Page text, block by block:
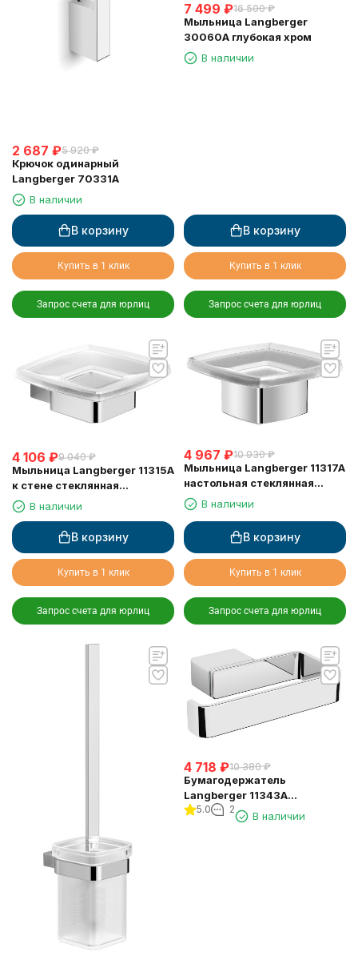
2 687 ₽5 920 ₽
Крючок одинарный
Langberger 70331A
В наличии
В корзину
Купить в 1 клик
Запрос счета для юрлиц
7 499 ₽16 500 ₽
Мыльница Langberger
30060A глубокая хром
В наличии
В корзину
Купить в 1 клик
Запрос счета для юрлиц
4 106 ₽9 040 ₽
Мыльница Langberger 11315A
к стене стеклянная
квадратная
В наличии
В корзину
Купить в 1 клик
Запрос счета для юрлиц
4 967 ₽10 930 ₽
Мыльница Langberger 11317A
настольная стеклянная
квадратная
В наличии
В корзину
Купить в 1 клик
Запрос счета для юрлиц
4 718 ₽10 380 ₽
Бумагодержатель
Langberger 11343A
туалетной бумаги без
крышки квадратный
5.0 2
В наличии